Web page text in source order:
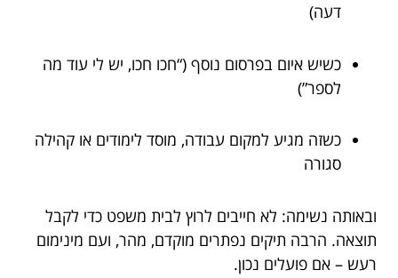
דעה)
כשיש איום בפרסום נוסף (“חכו חכו, יש לי עוד מה
לספר”)
כשזה מגיע למקום עבודה, מוסד לימודים או קהילה
סגורה
ובאותה נשימה: לא חייבים לרוץ לבית משפט כדי לקבל
תוצאה. הרבה תיקים נפתרים מוקדם, מהר, ועם מינימום
רעש – אם פועלים נכון.